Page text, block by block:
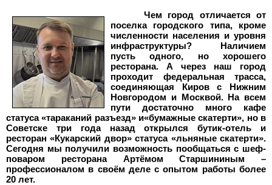
Чем город отличается от
поселка городского типа, кроме
численности населения и уровня
инфраструктуры? Наличием
пусть одного, но хорошего
ресторана. А через наш город
проходит федеральная трасса,
соединяющая Киров с Нижним
Новгородом и Москвой. На всем
пути достаточно много кафе
статуса «тараканий разъезд» и«бумажные скатерти», но в
Советске три года назад открылся бутик-отель и
ресторан «Кукарский двор» статуса «льняные скатерти».
Сегодня мы получили возможность пообщаться с шеф-
поваром ресторана Артёмом Старшининым –
профессионалом в своём деле с опытом работы более
20 лет.